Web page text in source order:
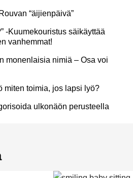
“äijienpäivä”
-Kuumekouristus säikäyttää
vanhemmat!
monenlaisia nimiä – Osa voi
miten toimia, jos lapsi lyö?
ulkonäön perusteella